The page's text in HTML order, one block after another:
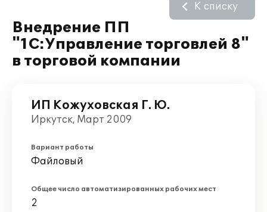
Внедрение ПП
"1С:Управление торговлей 8"
в торговой компании
К списку
ИП Кожуховская Г. Ю.
Иркутск, Март 2009
Вариант работы
Файловый
Общее число автоматизированных рабочих мест
2